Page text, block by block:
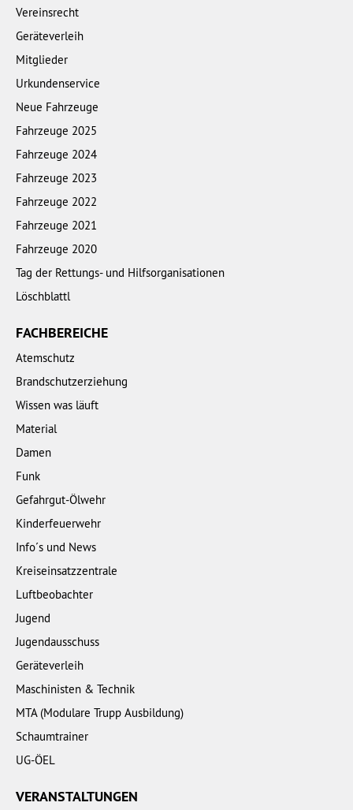
Vereinsrecht
Geräteverleih
Mitglieder
Urkundenservice
Neue Fahrzeuge
Fahrzeuge 2025
Fahrzeuge 2024
Fahrzeuge 2023
Fahrzeuge 2022
Fahrzeuge 2021
Fahrzeuge 2020
Tag der Rettungs- und Hilfsorganisationen
Löschblattl
FACHBEREICHE
Atemschutz
Brandschutzerziehung
Wissen was läuft
Material
Damen
Funk
Gefahrgut-Ölwehr
Kinderfeuerwehr
Info´s und News
Kreiseinsatzzentrale
Luftbeobachter
Jugend
Jugendausschuss
Geräteverleih
Maschinisten & Technik
MTA (Modulare Trupp Ausbildung)
Schaumtrainer
UG-ÖEL
VERANSTALTUNGEN